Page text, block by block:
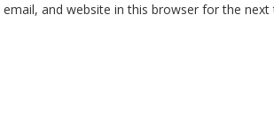
email, and website in this browser for the